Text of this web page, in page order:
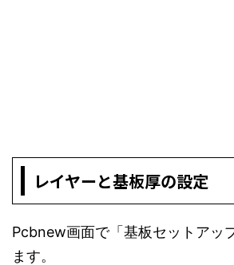
レイヤーと基板厚の設定
Pcbnew画面で「基板セットアッ
ます。